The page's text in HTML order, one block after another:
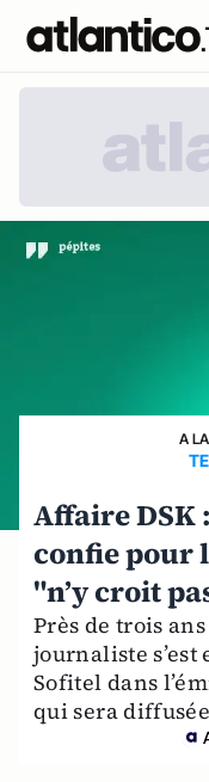
A
Affaire DSK
confie pour
"n’y croit
Près de trois
journaliste
Sofitel dans
qui sera